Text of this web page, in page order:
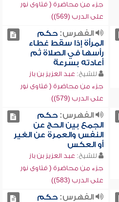
جزء من محاضرة ( فتاوى نور
على الدرب (569))
الفهرس:حكم
المرأة إذا سقط غطاء
رأسها في الصلاة ثم
أعادته بسرعة
للشيخ: عبد العزيز بن باز
جزء من محاضرة ( فتاوى نور
على الدرب (579))
الفهرس:حكم
الجمع بين الحج عن
النفس والعمرة عن الغير
أو العكس
للشيخ: عبد العزيز بن باز
جزء من محاضرة ( فتاوى نور
على الدرب (583))
الفهرس:حكم